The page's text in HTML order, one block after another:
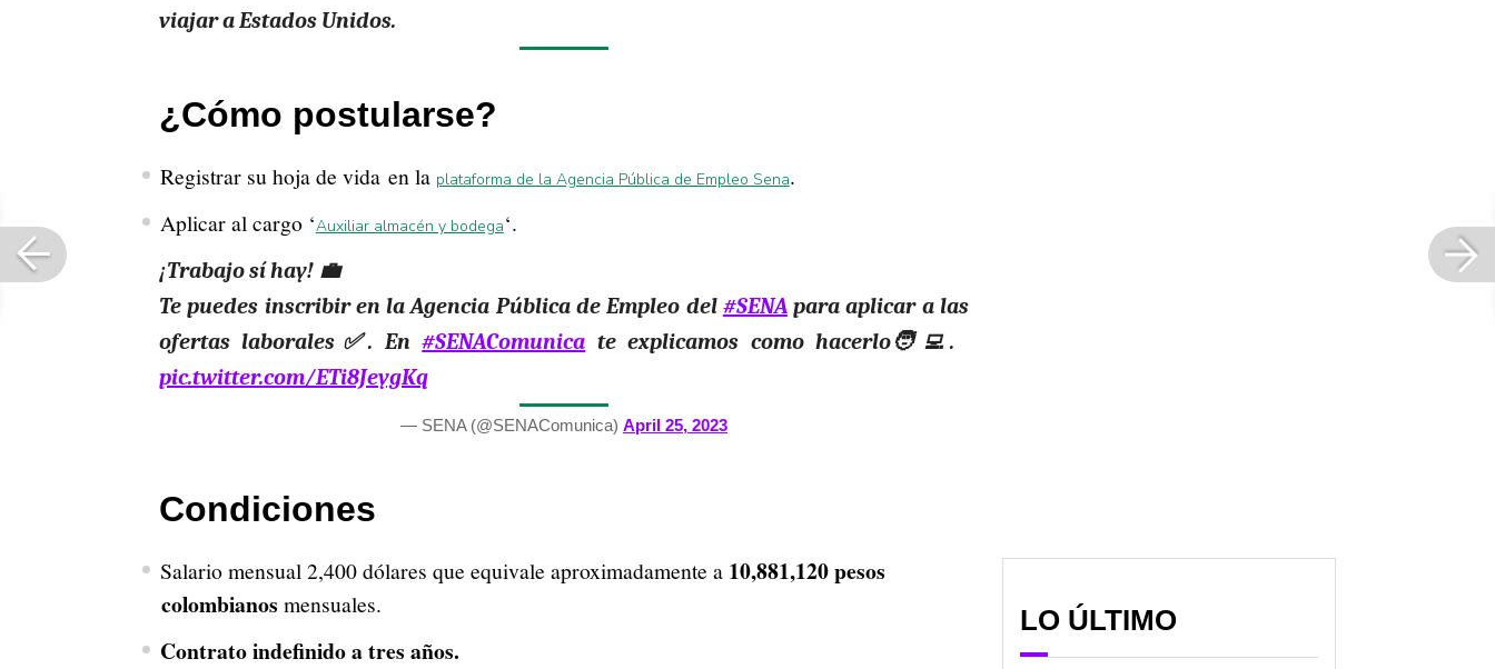
viajar a Estados Unidos.
¿Cómo postularse?
Registrar su hoja de vida en la plataforma de la Agencia Pública de Empleo Sena.
Aplicar al cargo ‘Auxiliar almacén y bodega‘.
¡Trabajo sí hay! 💼
Te puedes inscribir en la Agencia Pública de Empleo del #SENApara aplicar a las
ofertas laborales✅. En#SENAComunica te explicamos como hacerlo🧑‍💻.
pic.twitter.com/ETi8JeygKq
— SENA (@SENAComunica) April 25, 2023
Condiciones
Salario mensual 2,400 dólares que equivale aproximadamente a 10,881,120 pesos
colombianos mensuales.
Contrato indefinido a tres años.
LO ÚLTIMO